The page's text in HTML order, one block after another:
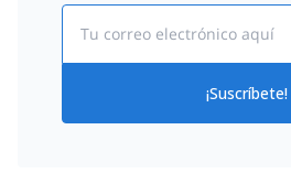
¡Suscríbete!